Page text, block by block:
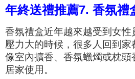
年終送禮推薦7. 香氛禮
香氛禮盒近年越來越受到女
壓力大的時候，很多人回到家
像室內擴香、香氛蠟燭或枕頭
居家使用。